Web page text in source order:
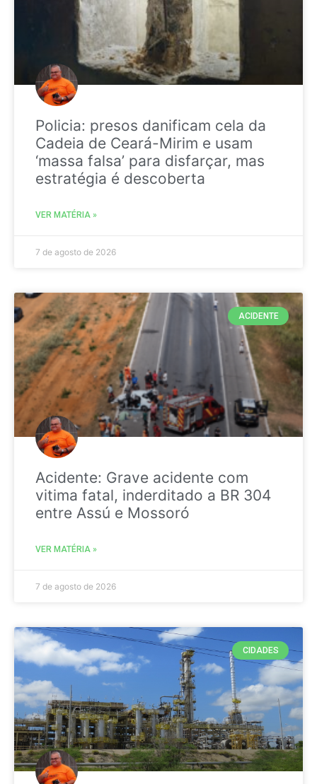
Policia: presos danificam cela da
Cadeia de Ceará-Mirim e usam
‘massa falsa’ para disfarçar, mas
estratégia é descoberta
VER MATÉRIA »
7 de agosto de 2026
ACIDENTE
Acidente: Grave acidente com
vitima fatal, inderditado a BR 304
entre Assú e Mossoró
VER MATÉRIA »
7 de agosto de 2026
CIDADES